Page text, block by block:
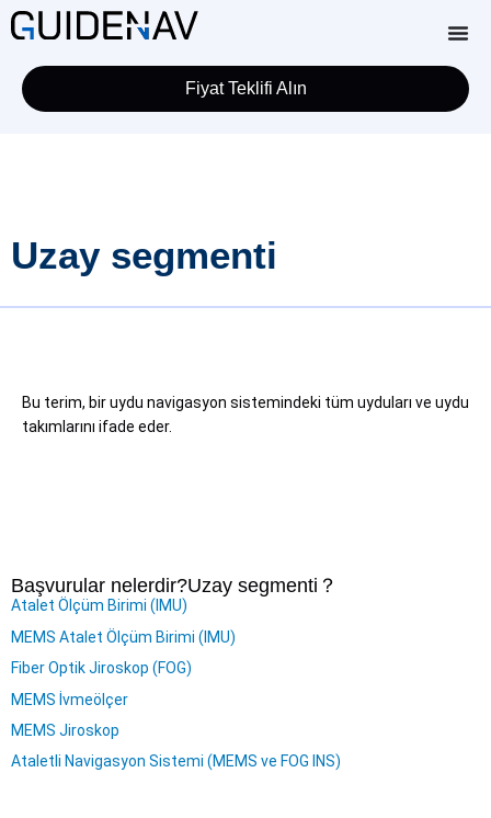
Fiyat Teklifi Alın
Uzay segmenti
Bu terim, bir uydu navigasyon sistemindeki tüm uyduları ve uydu
takımlarını ifade eder.
Başvurular nelerdir?Uzay segmenti ？
Atalet Ölçüm Birimi (IMU)
MEMS Atalet Ölçüm Birimi (IMU)
Fiber Optik Jiroskop (FOG)
MEMS İvmeölçer
MEMS Jiroskop
Ataletli Navigasyon Sistemi (MEMS ve FOG INS)